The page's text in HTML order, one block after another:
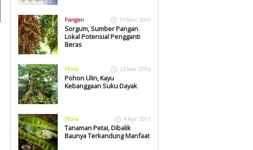
Pangan 10 Nov 2015
Sorgum, Sumber Pangan
Lokal Potensial Pengganti
Beras
Flora 23 Mar 2018
Pohon Ulin, Kayu
Kebanggaan Suku Dayak
Flora 4 Apr 2017
Tanaman Petai, Dibalik
Baunya Terkandung Manfaat